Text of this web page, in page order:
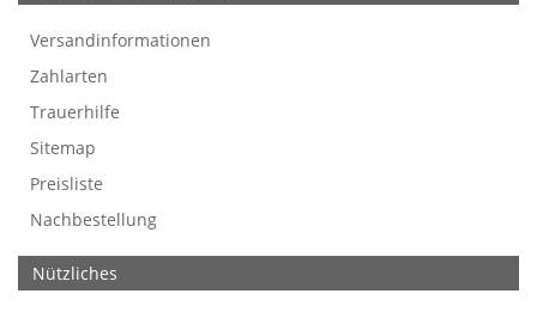
Versandinformationen
Zahlarten
Trauerhilfe
Sitemap
Preisliste
Nachbestellung
Werbefreie Trauerkarten
Tipps
So bestellen Sie
Preise und Muster
Texte für Trauerkarten
Texte für Kondolenzkarten
Nützliches